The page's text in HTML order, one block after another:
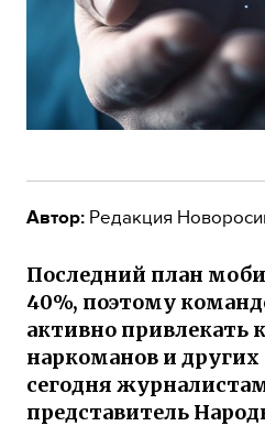
Автор: Редакция
Последний план
40%, поэтому
активно привлекать
наркоманов и
сегодня
представитель